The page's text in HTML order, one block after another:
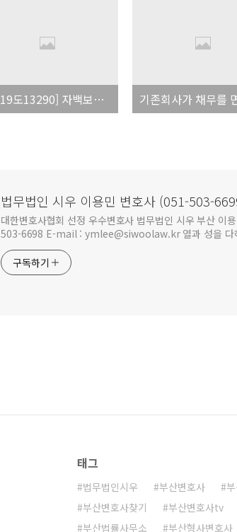
[2019도13290] 자백보강법칙과 관련된 대법원 판례
법무법인 시우 이용민 변호사 (051-503-
대한변호사협회 선정 우수변호사 법무법인 시우 부산
503-6698 E-mail : ymlee@siwoolaw.kr 열과 성을 다
구독하기
태그
법무법인시우 부산변호사
부산변호사찾기
부산변호사tv
부산법률사무소
부산형사변호사